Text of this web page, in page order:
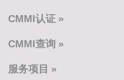
CMMI认证
CMMI查询
服务项目